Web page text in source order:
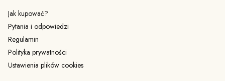
Jak kupować?
Pytania i odpowiedzi
Regulamin
Polityka prywatności
Ustawienia plików cookies